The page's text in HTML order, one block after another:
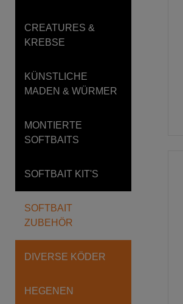
CREATURES &
KREBSE
KÜNSTLICHE
MADEN & WÜRMER
MONTIERTE
SOFTBAITS
SOFTBAIT KIT'S
SOFTBAIT
ZUBEHÖR
DIVERSE KÖDER
HEGENEN